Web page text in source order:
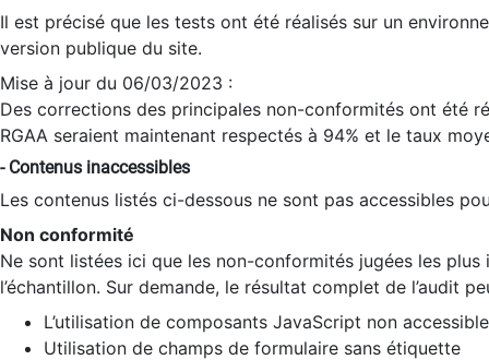
Il est précisé que les tests ont été réalisés sur un
version publique du site.
Mise à jour du 06/03/2023 :
Des corrections des principales non-conformités ont été
RGAA seraient maintenant respectés à 94% et le taux
- Contenus inaccessibles
Les contenus listés ci-dessous ne sont pas accessibles
Non conformité
Ne sont listées ici que les non-conformités jugées les
l’échantillon. Sur demande, le résultat complet de l’audit
L’utilisation de composants JavaScript non
Utilisation de champs de formulaire sans étiquette